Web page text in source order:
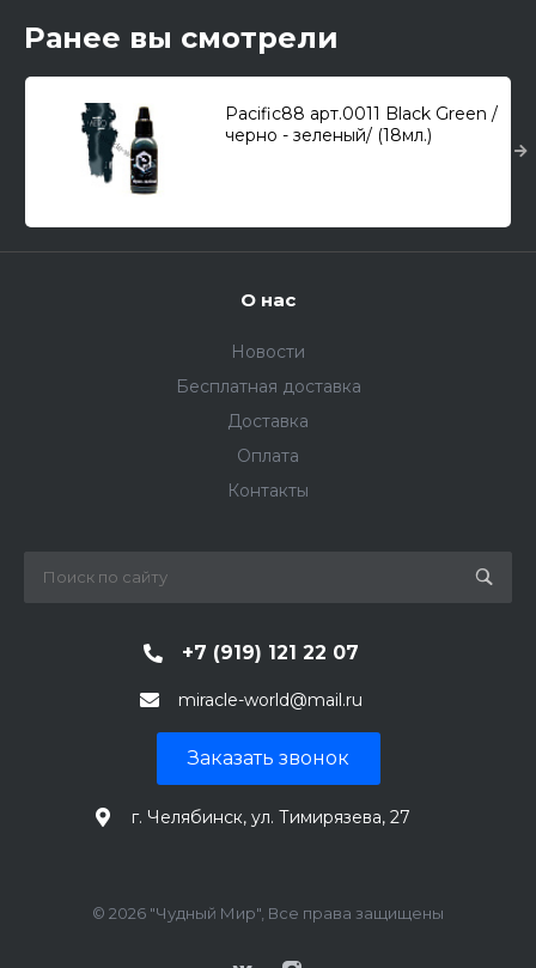
Ранее вы смотрели
Pacific88 арт.0011 Black Green /
черно - зеленый/ (18мл.)
О нас
Новости
Бесплатная доставка
Доставка
Оплата
Контакты
+7 (919) 121 22 07
miracle-world@mail.ru
Заказать звонок
г. Челябинск, ул. Тимирязева, 27
© 2026 "Чудный Мир", Все права защищены